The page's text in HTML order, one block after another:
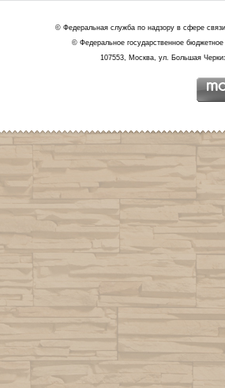
© Федеральная служба по надзору в сфере
© Федеральное государственное
107553, Москва, ул. Большая